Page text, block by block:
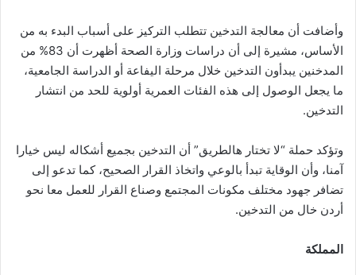
وأضافت أن معالجة التدخين تتطلب التركيز على أسباب البدء به من
الأساس، مشيرة إلى أن دراسات وزارة الصحة أظهرت أن 83% من
المدخنين يبدأون التدخين خلال مرحلة اليفاعة أو الدراسة الجامعية،
ما يجعل الوصول إلى هذه الفئات العمرية أولوية للحد من انتشار
التدخين.
وتؤكد حملة “لا تختار هالطريق” أن التدخين بجميع أشكاله ليس خيارا
آمنا، وأن الوقاية تبدأ بالوعي واتخاذ القرار الصحيح، كما تدعو إلى
تضافر جهود مختلف مكونات المجتمع وصناع القرار للعمل معا نحو
أردن خال من التدخين.
المملكة